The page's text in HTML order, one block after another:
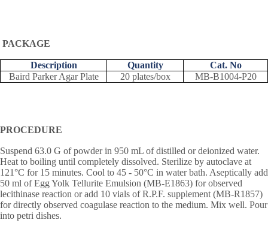
PACKAGE
Description Quantity
Cat. No
Baird Parker Agar Plate
20 plates/box MB-B1004-P20
PROCEDURE
Suspend 63.0 G of powder in 950 mL of distilled or deionized water.
Heat to boiling until completely dissolved. Sterilize by autoclave at
121 °C for 15 minutes. Cool to 45 - 50°C in water bath. Aseptically add
50 ml of Egg Yolk Tellurite Emulsion (MB-E1863) for observed
lecithinase reaction or add 10 vials of R.P.F. supplement (MB-R1857)
for directly observed coagulase reaction to the medium. Mix well. Pour
into petri dishes.